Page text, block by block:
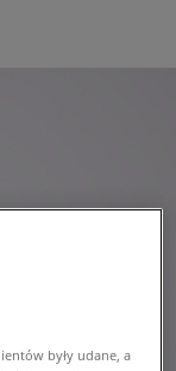
były udane, a